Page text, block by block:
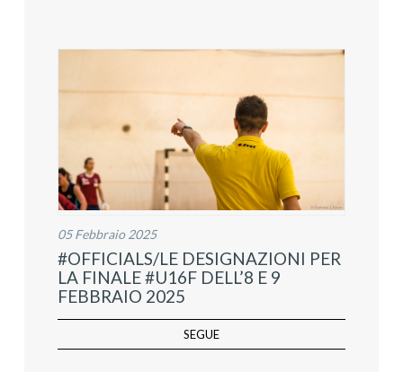
05 Febbraio 2025
#OFFICIALS/LE DESIGNAZIONI PER
LA FINALE #U16F DELL’8 E 9
FEBBRAIO 2025
SEGUE